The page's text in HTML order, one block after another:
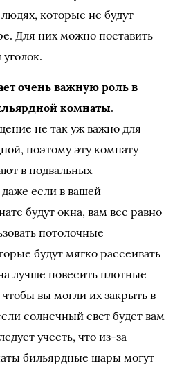
которые не будут
Для них можно поставить
очень важную роль в
комнаты.
не так уж важно для
поэтому эту комнату
в подвальных
если в вашей
будут окна, вам все равно
потолочные
будут мягко рассеивать
лучше повесить плотные
вы могли их закрыть в
солнечный свет будет вам
учесть, что из-за
бильярдные шары могут